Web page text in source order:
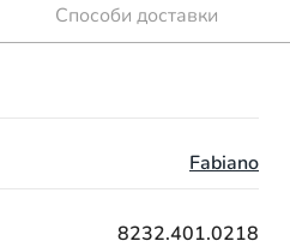
Способи доставки
Fabiano
8232.401.0218